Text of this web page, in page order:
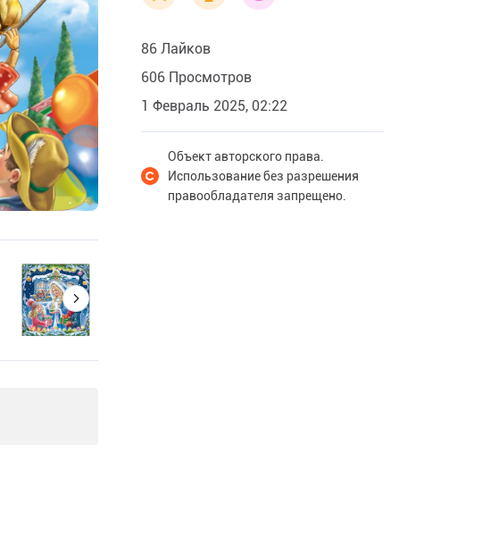
86 Лайков
606 Просмотров
1 Февраль 2025, 02:22
Объект авторского права.
Использование без разрешения
правообладателя запрещено.